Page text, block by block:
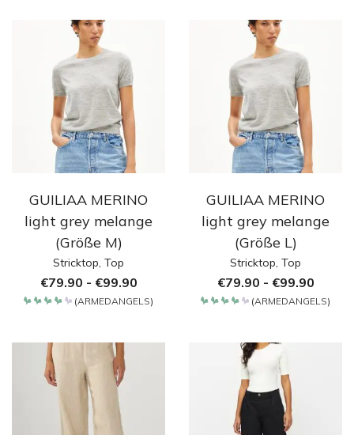
GUILIAA MERINO
light grey melange
(Größe M)
Stricktop, Top
€79.90 - €99.90
(ARMEDANGELS)
GUILIAA MERINO
light grey melange
(Größe L)
Stricktop, Top
€79.90 - €99.90
(ARMEDANGELS)